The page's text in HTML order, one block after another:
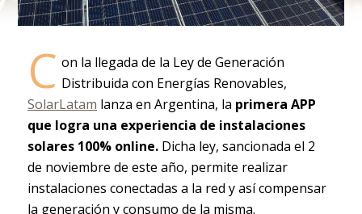
C on la llegada de la Ley de Generación
Distribuida con Energías Renovables,
SolarLatam lanza en Argentina, la primera APP
que logra una experiencia de instalaciones
solares 100% online.Dicha ley, sancionada el 2
de noviembre de este año, permite realizar
instalaciones conectadas a la red y así compensar
la generación y consumo de la misma.